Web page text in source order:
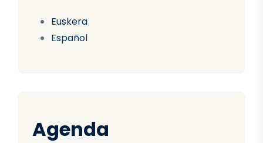
Euskera
Español
Agenda